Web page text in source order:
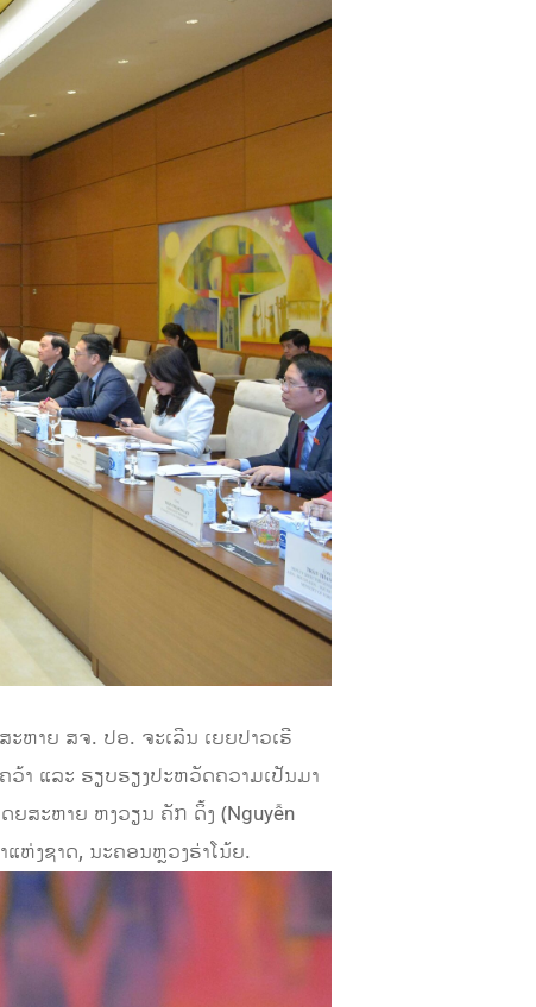
ຫາຍ ສຈ. ປອ. ຈະເລີນ ເຍຍປາວເຮີ
າ ແລະ ຮຽບຮຽງປະຫວັດຄວາມເປັນມາ
ສະຫາຍ ​ຫງວຽນ ຄັກ ດິ້ງ (Nguyễn
ຫ່ງ​ຊາດ, ນະຄອນຫຼວງຮ່າ​ໂນ້ຍ.